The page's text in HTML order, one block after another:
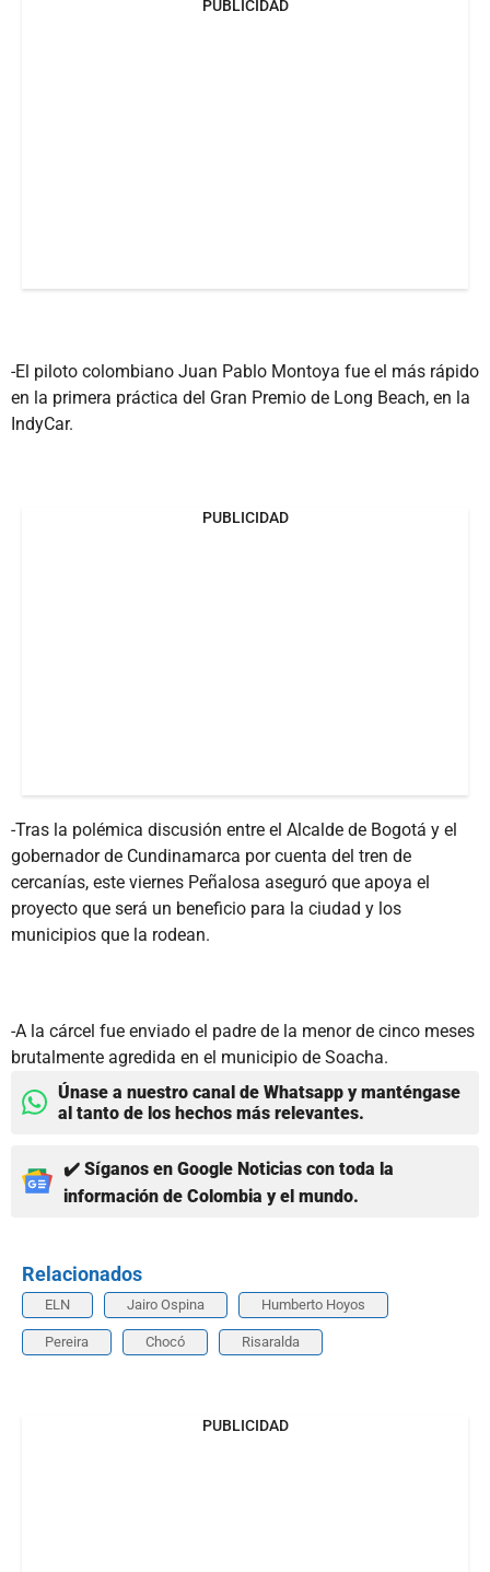
PUBLICIDAD
-El piloto colombiano Juan Pablo Montoya fue el más rápido
en la primera práctica del Gran Premio de Long Beach, en la
IndyCar.
PUBLICIDAD
-Tras la polémica discusión entre el Alcalde de Bogotá y el
gobernador de Cundinamarca por cuenta del tren de
cercanías, este viernes Peñalosa aseguró que apoya el
proyecto que será un beneficio para la ciudad y los
municipios que la rodean.
-A la cárcel fue enviado el padre de la menor de cinco meses
brutalmente agredida en el municipio de Soacha.
Únase a nuestro canal de Whatsapp y manténgase
al tanto de los hechos más relevantes.
✔️ Síganos en Google Noticias con toda la
información de Colombia y el mundo.
Relacionados
ELN Jairo Ospina Humberto Hoyos
Pereira Chocó Risaralda
PUBLICIDAD